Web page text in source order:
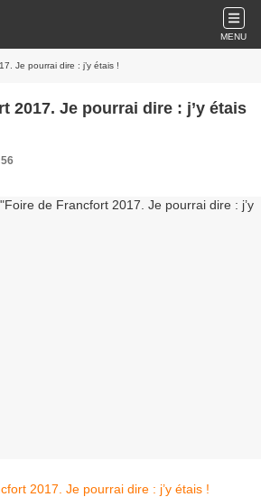
MENU
Je pourrai dire : j’y étais !
2017. Je pourrai dire : j’y étais